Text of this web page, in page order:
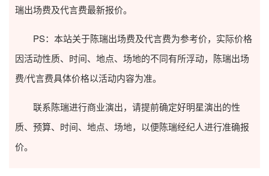
瑞出场费及代言费最新报价。
PS：本站关于陈瑞出场费及代言费为参考价，实际价格
因活动性质、时间、地点、场地的不同有所浮动，陈瑞出场
费/代言费具体价格以活动内容为准。
联系陈瑞进行商业演出，请提前确定好明星演出的性
质、预算、时间、地点、场地，以便陈瑞经纪人进行准确报
价。